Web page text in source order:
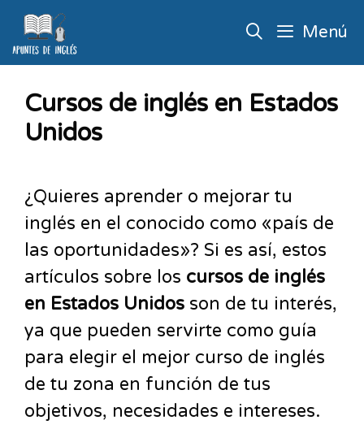
Menú
Cursos de inglés en Estados
Unidos
¿Quieres aprender o mejorar tu
inglés en el conocido como «país de
las oportunidades»? Si es así, estos
artículos sobre los cursos de inglés
en Estados Unidos son de tu interés,
ya que pueden servirte como guía
para elegir el mejor curso de inglés
de tu zona en función de tus
objetivos, necesidades e intereses.